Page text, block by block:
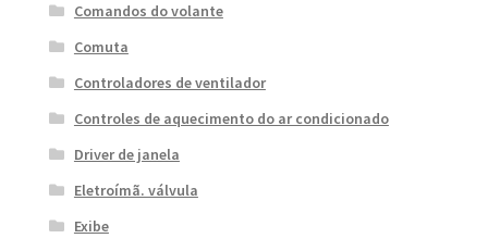
Comandos do volante
Comuta
Controladores de ventilador
Controles de aquecimento do ar condicionado
Driver de janela
Eletroímã. válvula
Exibe